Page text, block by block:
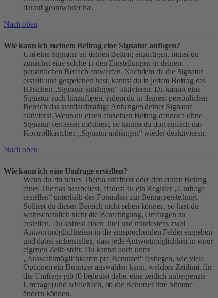
darauf geantwortet hat.
Nach oben
Wie kann ich meinem Beitrag eine Signatur anfügen?
Um eine Signatur an deinen Beitrag anzufügen, musst du
zunächst eine solche in den Einstellungen in deinem
persönlichen Bereich entwerfen. Nachdem du die Signatur
erstellt und gespeichert hast, kannst du in jedem Beitrag das
Kästchen „Signatur anhängen“ aktivieren. Du kannst eine
Signatur auch hinzufügen, indem du in deinem persönlichen
Bereich das standardmäßige Anhängen deiner Signatur
aktivierst. Wenn du einen einzelnen Beitrag dennoch ohne
Signatur verfassen möchtest, so kannst du dort einfach das
Kontrollkästchen „Signatur anhängen“ wieder deaktivieren.
Nach oben
Wie kann ich eine Umfrage erstellen?
Wenn du ein neues Thema eröffnest oder den ersten Beitrag
eines Themas bearbeitest, findest du ein Register „Umfrage
erstellen“ unterhalb des Formulars zur Beitragserstellung.
Solltest du diesen Bereich nicht sehen können, so hast du
wahrscheinlich nicht die Berechtigung, Umfragen zu
erstellen. Du solltest einen Titel und mindestens zwei
Antwortmöglichkeiten in die entsprechenden Felder eingeben
und dabei sicherstellen, dass jede Antwortmöglichkeit in einer
eigenen Zeile steht. Du kannst auch unter
„Auswahlmöglichkeiten pro Benutzer“ festlegen, wie viele
Optionen ein Benutzer auswählen kann, welches Zeitlimit für
die Umfrage gilt (0 bedeutet dabei eine zeitlich unbegrenzte
Umfrage) und schließlich, ob die Benutzer ihre Stimme
ändern können.